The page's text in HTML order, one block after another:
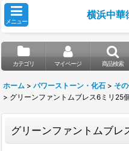
メニュー
横浜中華
カテゴリ マイページ 商品検索
ホーム > パワーストーン・化石 > そ
> グリーンファントムブレス6ミリ25
グリーンファントムブレ